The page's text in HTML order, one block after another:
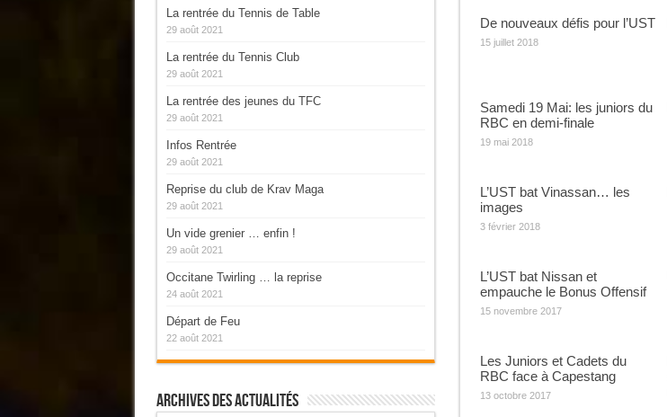
De nouveaux défis pour l’UST
15 juillet 2018
Samedi 19 Mai: les juniors du
RBC en demi-finale
19 mai 2018
L’UST bat Vinassan… les
images
3 février 2018
L’UST bat Nissan et
empauche le Bonus Offensif
15 novembre 2017
Les Juniors et Cadets du
RBC face à Capestang
13 octobre 2017
La rentrée du Tennis de Table
29 août 2021
La rentrée du Tennis Club
29 août 2021
La rentrée des jeunes du TFC
29 août 2021
Infos Rentrée
29 août 2021
Reprise du club de Krav Maga
29 août 2021
Un vide grenier … enfin !
29 août 2021
Occitane Twirling … la reprise
24 août 2021
Départ de Feu
22 août 2021
Archives Des Actualités